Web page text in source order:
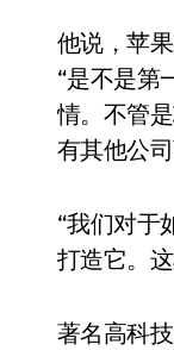
他说，苹
“是不是第
情。不管
有其他公
“我们对于
打造它。
著名高科